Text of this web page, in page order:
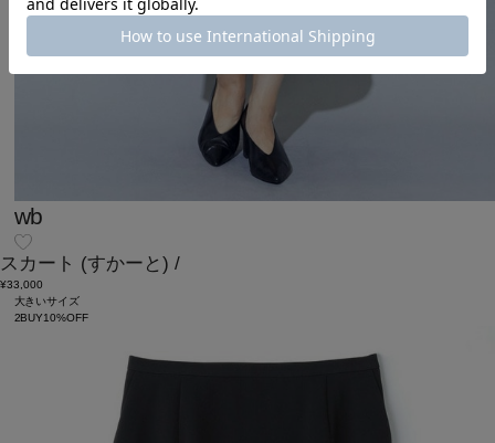
wb
スカート (すかーと) /
¥33,000
大きいサイズ
2BUY10%OFF